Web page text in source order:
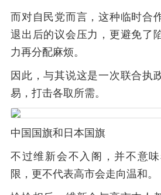
而对自民党而言，这种临时合
退出后的议会压力，更避免了
力再分配麻烦。
因此，与其说这是一次联合执
易，打击各取所需。
中国国旗和日本国旗
不过维新会不入阁，并不意
限，更不代表高市会走向温和。